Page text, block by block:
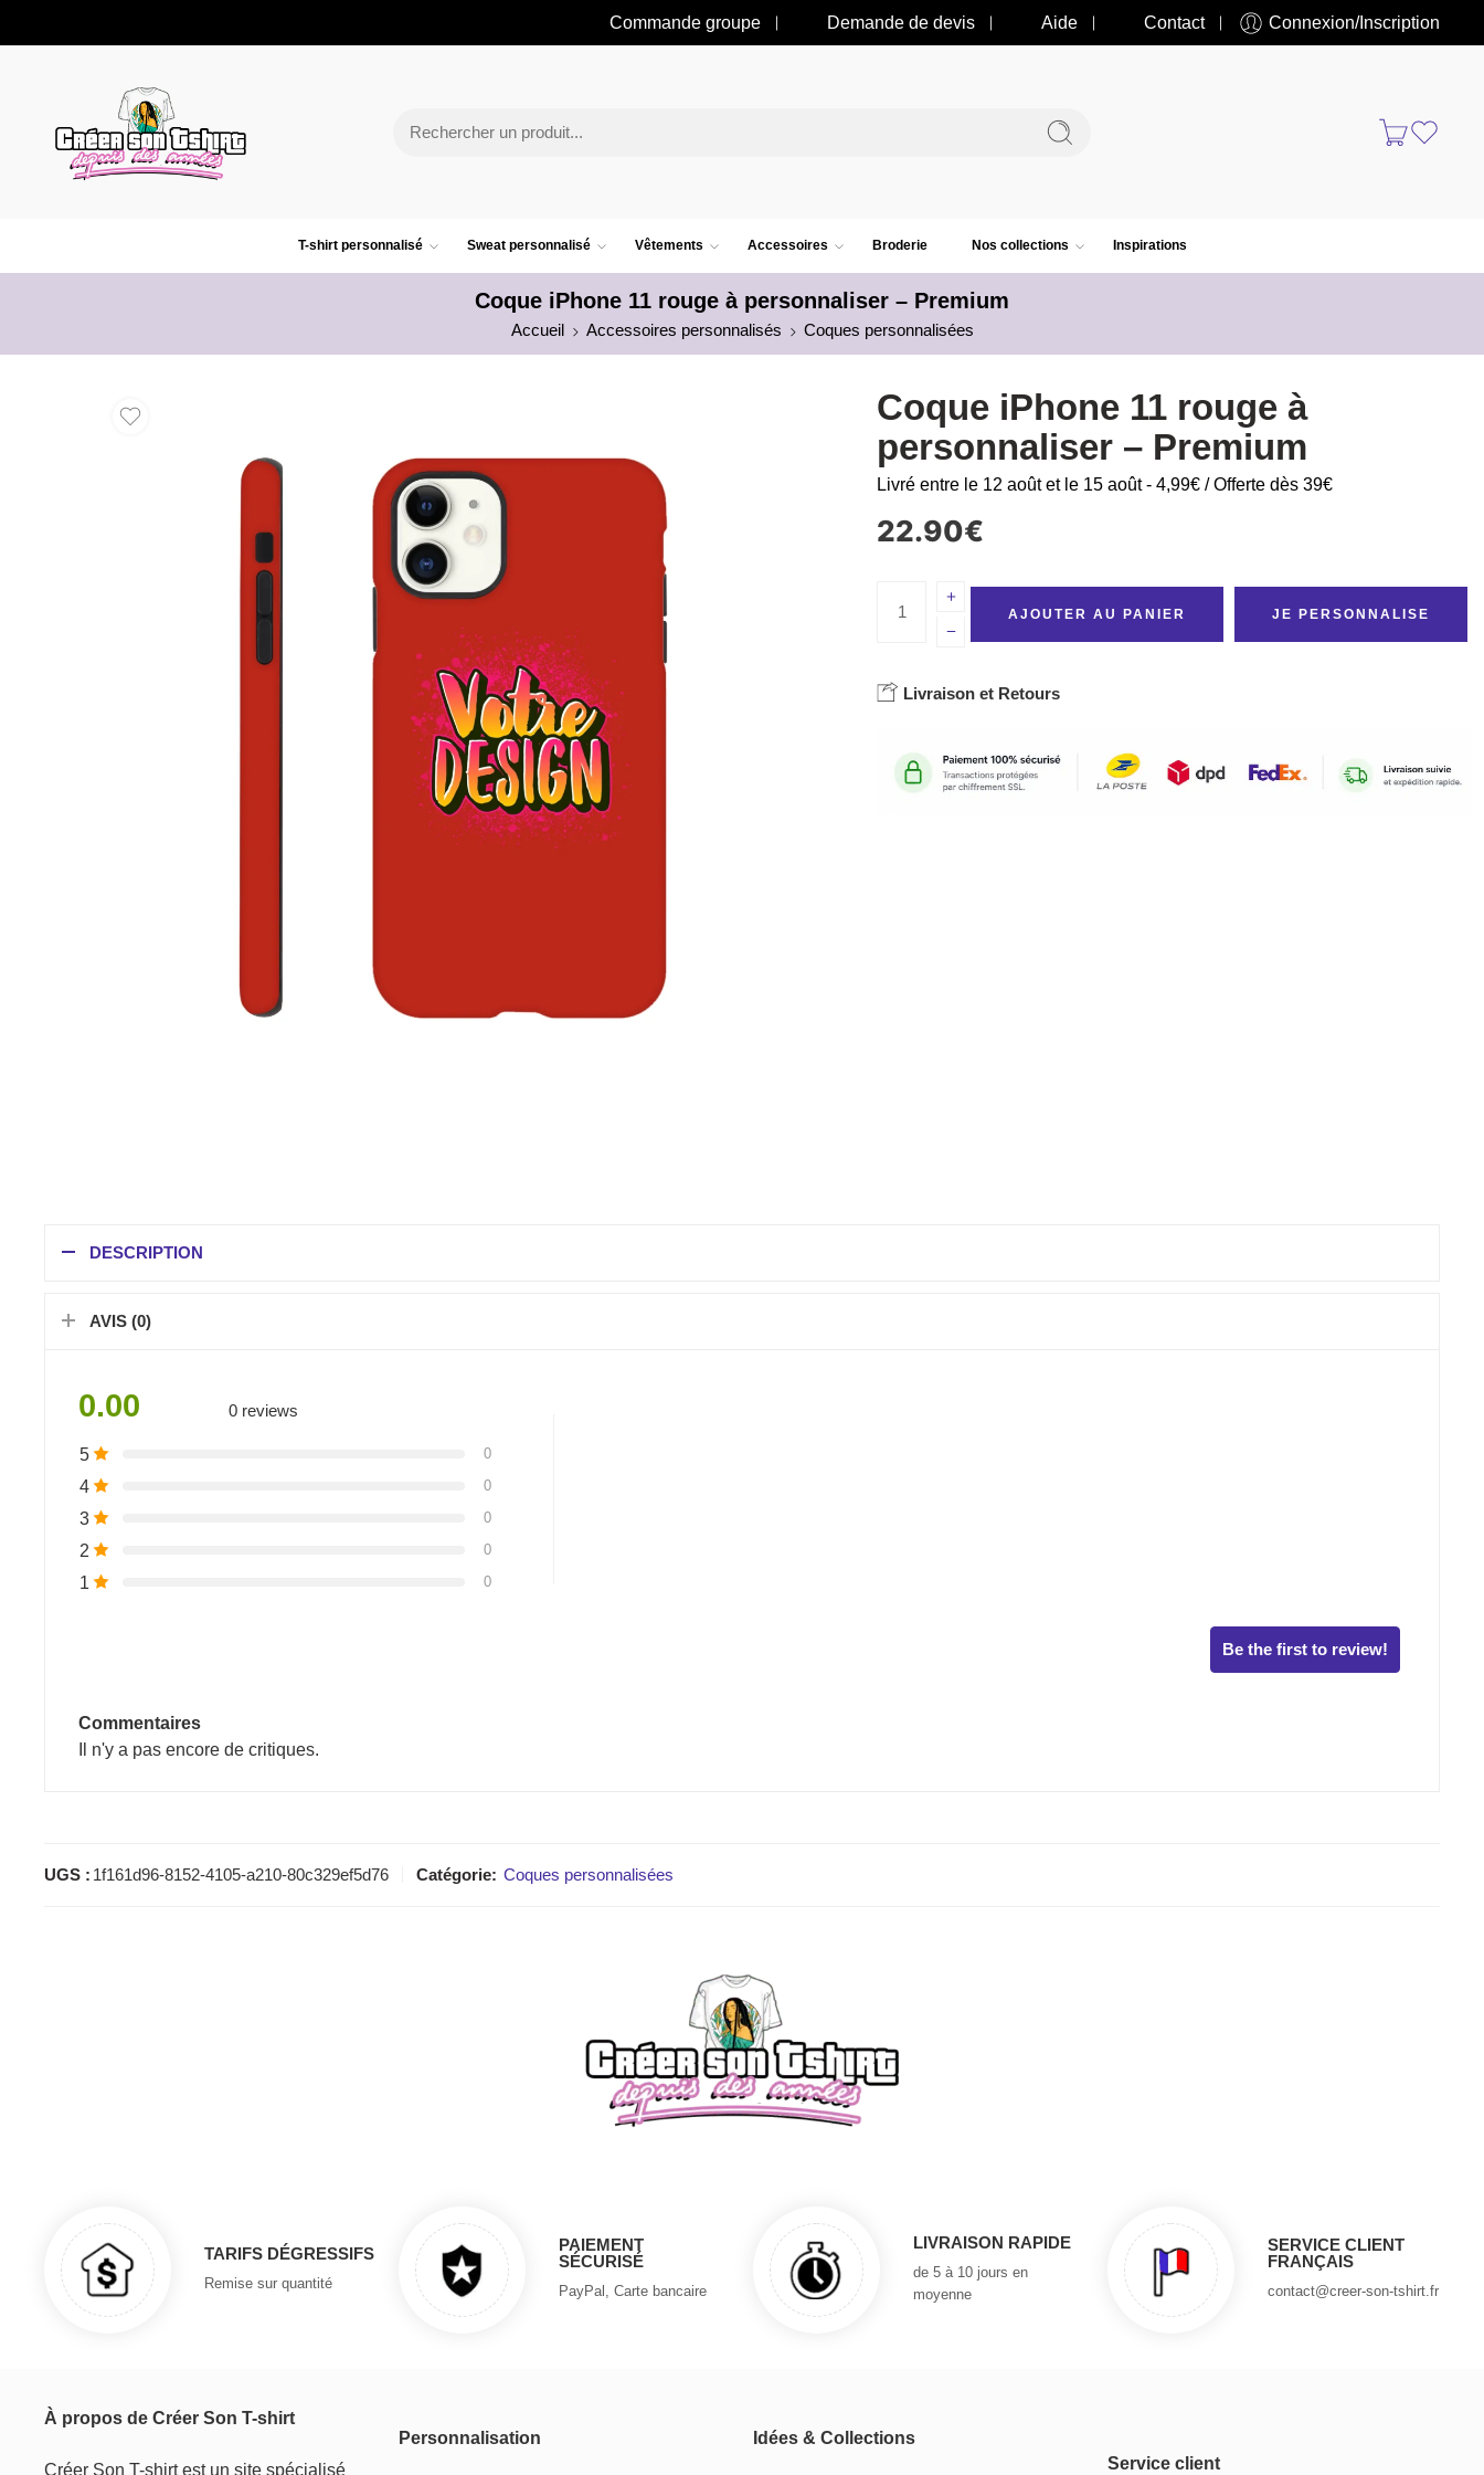
Commande groupe Demande de devis Aide Contact Connexion/Inscription
T-shirt personnalisé Sweat personnalisé Vêtements Accessoires Broderie Nos collections Inspirations
Coque iPhone 11 rouge à personnaliser – Premium
Accueil Accessoires personnalisés Coques personnalisées
Coque iPhone 11 rouge à
personnaliser – Premium
Livré entre le 12 août et le 15 août - 4,99€ / Offerte dès 39€
22.90€
AJOUTER AU PANIER JE PERSONNALISE
Livraison et Retours
DESCRIPTION
AVIS (0)
0.00 0 reviews
5 0
4 0
3 0
2 0
1 0
Be the first to review!
Commentaires
Il n'y a pas encore de critiques.
UGS : 1f161d96-8152-4105-a210-80c329ef5d76 Catégorie: Coques personnalisées
TARIFS DÉGRESSIFS
Remise sur quantité
PAIEMENT
SÉCURISÉ
PayPal, Carte bancaire
LIVRAISON RAPIDE
de 5 à 10 jours en
moyenne
SERVICE CLIENT
FRANÇAIS
contact@creer-son-tshirt.fr
À propos de Créer Son T-shirt
Créer Son T-shirt est un site spécialisé
Personnalisation
Idées & Collections
Service client